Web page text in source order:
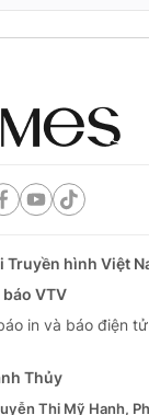
Truyền hình Việt
VTV
in và báo điện
Thủy
Thị Mỹ Hạnh,